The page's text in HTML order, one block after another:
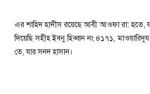
এর শাহিদ হাদীস রয়েছে আবী আওফা রা: হতে,
দিয়েছি সহীহ ইবনু হিব্বান নং ৪১৭১,
তে, যার সনদ হাসান।